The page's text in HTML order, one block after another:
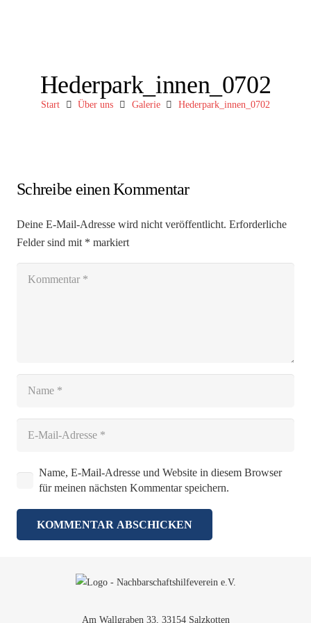
Hederpark_innen_0702
Start Über uns Galerie Hederpark_innen_0702
Schreibe einen Kommentar
Deine E-Mail-Adresse wird nicht veröffentlicht. Erforderliche
Felder sind mit * markiert
Name, E-Mail-Adresse und Website in diesem Browser
für meinen nächsten Kommentar speichern.
KOMMENTAR ABSCHICKEN
Am Wallgraben 33, 33154 Salzkotten